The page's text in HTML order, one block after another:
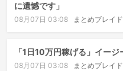
に遺憾です」
08月07日 03:08 まとめブレイド
「1日10万円稼げる」イー
08月07日 03:08 まとめブレイド